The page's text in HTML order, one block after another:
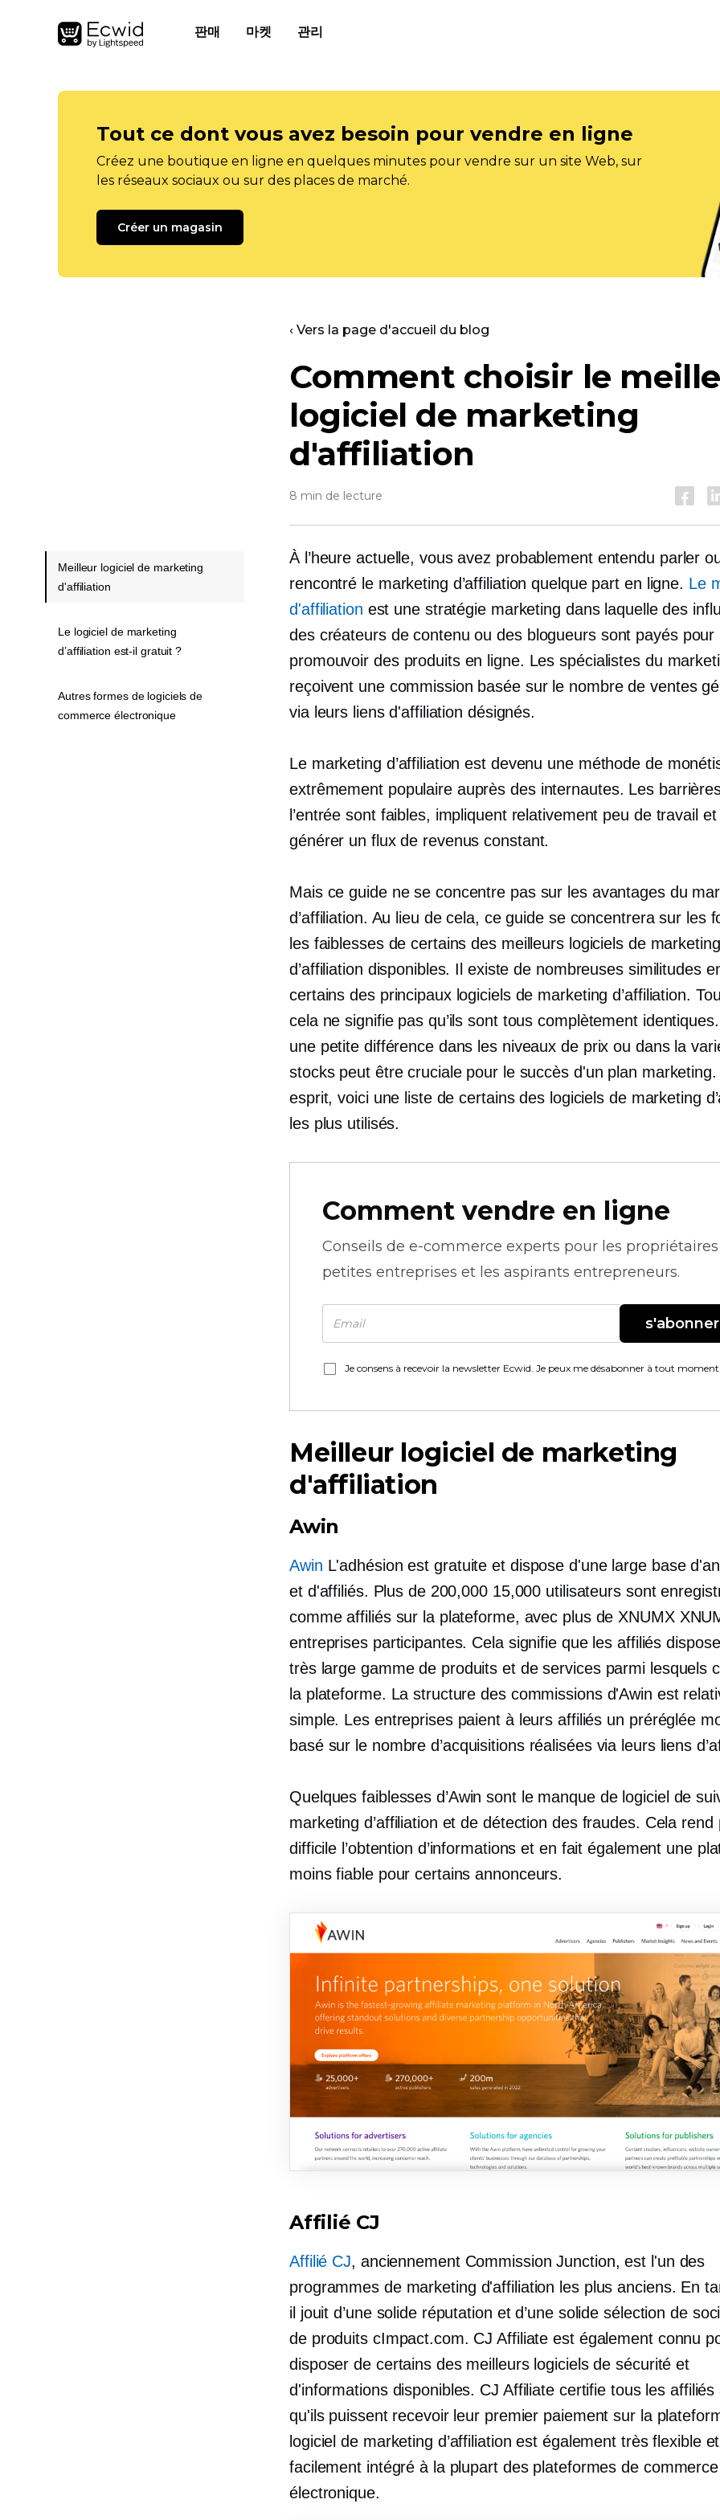
판매 마켓 관리
Tout ce dont vous avez besoin pour vendre en ligne
Créez une boutique en ligne en quelques minutes pour vendre sur un site Web, sur
les réseaux sociaux ou sur des places de marché.
Créer un magasin
‹ Vers la page d'accueil du blog
Comment choisir le
logiciel de marketing
d'affiliation
8 min de lecture
À l’heure actuelle, vous avez probablement entendu parler
rencontré le marketing d’affiliation quelque part en ligne. Le
d'affiliation est une stratégie marketing dans laquelle des
des créateurs de contenu ou des blogueurs sont payés pour
promouvoir des produits en ligne. Les spécialistes du
reçoivent une commission basée sur le nombre de ventes
via leurs liens d'affiliation désignés.
Le marketing d’affiliation est devenu une méthode de
extrêmement populaire auprès des internautes. Les
l’entrée sont faibles, impliquent relativement peu de travail
générer un flux de revenus constant.
Mais ce guide ne se concentre pas sur les avantages du
d’affiliation. Au lieu de cela, ce guide se concentrera sur les
les faiblesses de certains des meilleurs logiciels de marketing
d’affiliation disponibles. Il existe de nombreuses similitudes
certains des principaux logiciels de marketing d’affiliation.
cela ne signifie pas qu’ils sont tous complètement
une petite différence dans les niveaux de prix ou dans la
stocks peut être cruciale pour le succès d'un plan
esprit, voici une liste de certains des logiciels de marketing
les plus utilisés.
Comment vendre en ligne
Conseils de e-commerce experts pour les
petites entreprises et les aspirants entrepreneurs.
s'abonner
Je consens à recevoir la newsletter Ecwid. Je peux me désabonner à tout moment.
Meilleur logiciel de marketing
d'affiliation
Awin
Awin L'adhésion est gratuite et dispose d'une large base
et d'affiliés. Plus de 200,000 15,000 utilisateurs sont
comme affiliés sur la plateforme, avec plus de XNUMX
entreprises participantes. Cela signifie que les affiliés
très large gamme de produits et de services parmi lesquels
la plateforme. La structure des commissions d'Awin est
simple. Les entreprises paient à leurs affiliés un préréglée
basé sur le nombre d’acquisitions réalisées via leurs liens
Quelques faiblesses d’Awin sont le manque de logiciel de
marketing d’affiliation et de détection des fraudes. Cela rend
difficile l’obtention d’informations et en fait également une
moins fiable pour certains annonceurs.
Affilié CJ
Affilié CJ, anciennement Commission Junction, est l'un des
programmes de marketing d'affiliation les plus anciens. En
il jouit d’une solide réputation et d’une solide sélection de
de produits cImpact.com. CJ Affiliate est également connu
disposer de certains des meilleurs logiciels de sécurité et
d'informations disponibles. CJ Affiliate certifie tous les affiliés
qu'ils puissent recevoir leur premier paiement sur la
logiciel de marketing d’affiliation est également très flexible
facilement intégré à la plupart des plateformes de commerce
électronique.
Meilleur logiciel de marketing
d'affiliation
Le logiciel de marketing
d’affiliation est-il gratuit ?
Autres formes de logiciels de
commerce électronique